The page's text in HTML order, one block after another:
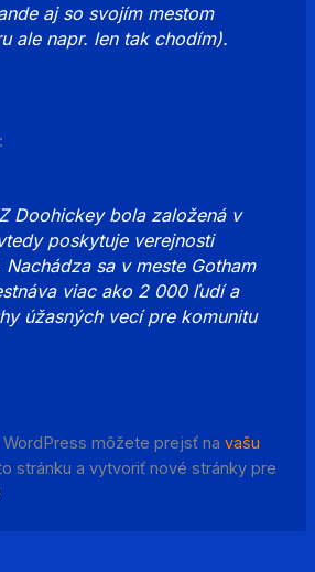
aj so svojím mestom
ale napr. len tak chodím).
Doohickey bola založená v
poskytuje verejnosti
sa v meste Gotham
viac ako 2 000 ľudí a
úžasných vecí pre komunitu
môžete prejsť navašu
stránku a vytvoriť nové stránky pre